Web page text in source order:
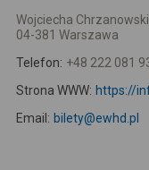
Wojciecha
04-381 Warszawa
Telefon: +48 222 081
Strona WWW: https://
Email: bilety@ewhd.pl